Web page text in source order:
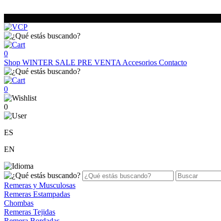
0
Shop WINTER SALE PRE VENTA Accesorios Contacto
0
0
ES
EN
Remeras y Musculosas
Remeras Estampadas
Chombas
Remeras Tejidas